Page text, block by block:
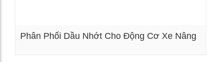
Phân Phối Dầu Nhớt Cho Động Cơ Xe Nâng